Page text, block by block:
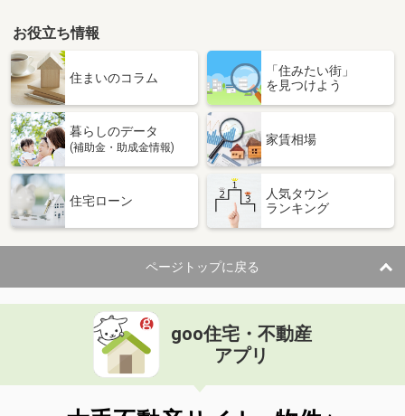
北海道虻田郡倶知安町字岩尾別
価 格
44億0,000万円
住 所
北海道虻田郡倶知安町字岩尾別
用途地域
土地面積 999.99m²
北海道旭川市東光十五条２
650万円
用途地域
２種中高
北海道札幌市中央区北四条西２６
価 格
8,880万円
住 所
お役立ち情報
住まいのコラム
「住みたい街」
を見つけよう
暮らしのデータ
(補助金・助成金情報)
家賃相場
住宅ローン
人気タウン
ランキング
ページトップに戻る
goo住宅・不動産
アプリ